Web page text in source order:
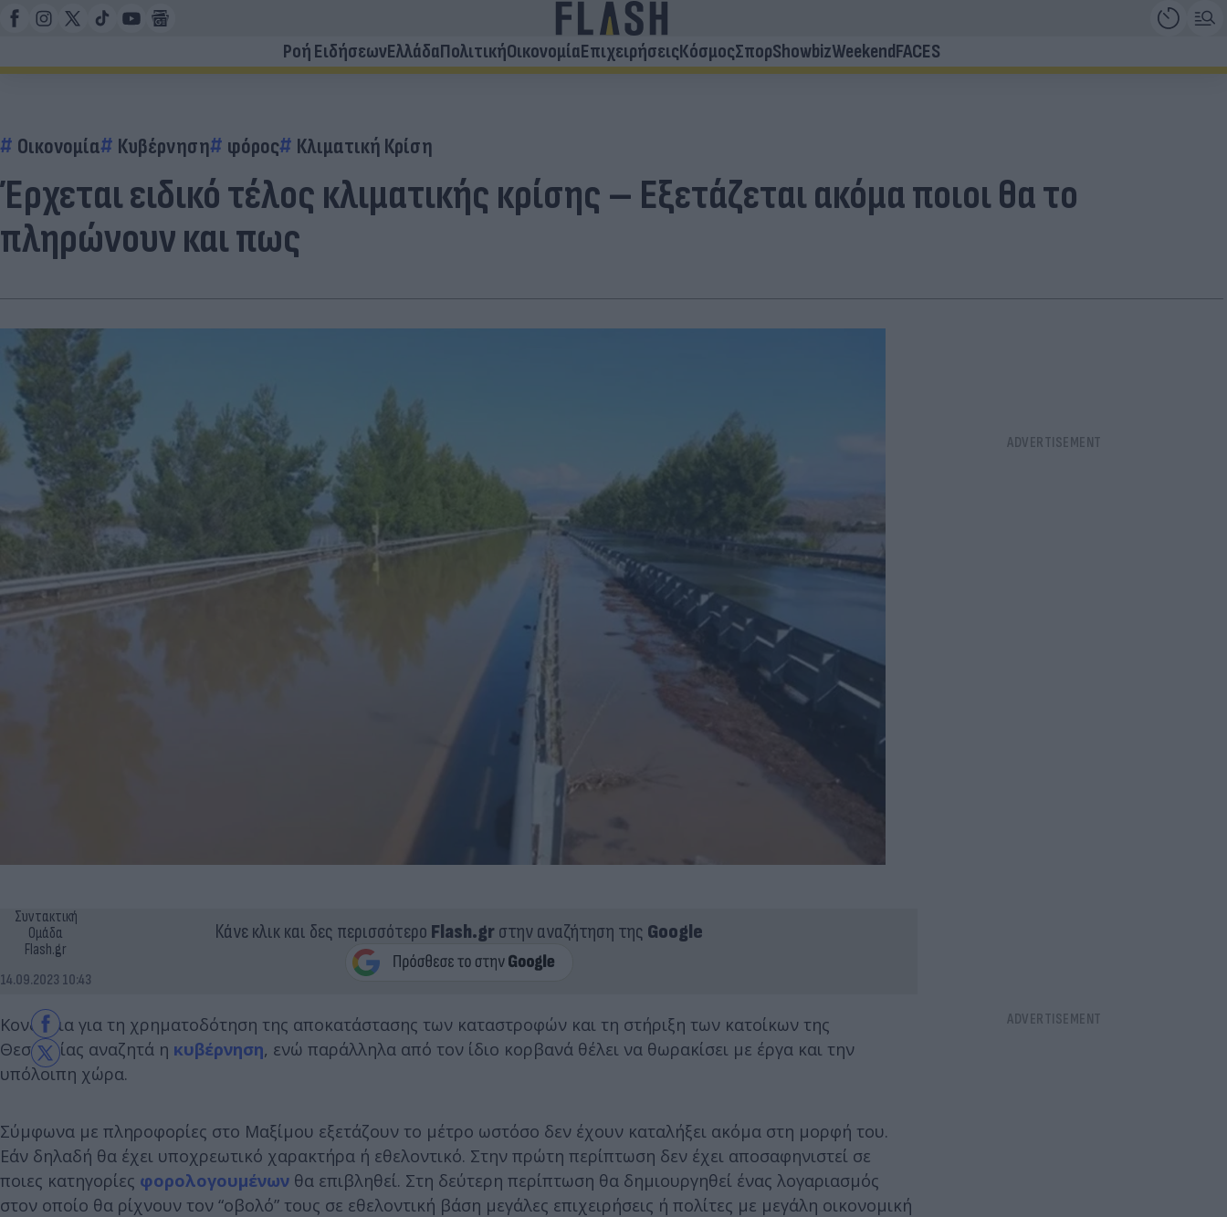
Ροή ΕιδήσεωνΕλλάδαΠολιτικήΟικονομίαΕπιχειρήσειςΚόσμοςΣπορShowbizWeekendFACES
Οικονομία Κυβέρνηση φόρος Κλιματική Κρίση
Έρχεται ειδικό τέλος κλιματικής κρίσης – Εξετάζεται ακόμα ποιοι θα το
πληρώνουν και πως
Συντακτική
Ομάδα
Flash.gr
14.09.2023 10:43
Κάνε κλικ και δες περισσότερο Flash.grστην αναζήτηση της Google
Κονδύλια για τη χρηματοδότηση της αποκατάστασης των καταστροφών και τη στήριξη των κατοίκων της
Θεσσαλίας αναζητά η κυβέρνηση, ενώ παράλληλα από τον ίδιο κορβανά θέλει να θωρακίσει με έργα και την
υπόλοιπη χώρα.
Σύμφωνα με πληροφορίες στο Μαξίμου εξετάζουν το μέτρο ωστόσο δεν έχουν καταλήξει ακόμα στη μορφή του.
Εάν δηλαδή θα έχει υποχρεωτικό χαρακτήρα ή εθελοντικό. Στην πρώτη περίπτωση δεν έχει αποσαφηνιστεί σε
ποιες κατηγορίες φορολογουμένων θα επιβληθεί. Στη δεύτερη περίπτωση θα δημιουργηθεί ένας λογαριασμός
στον οποίο θα ρίχνουν τον “οβολό” τους σε εθελοντική βάση μεγάλες επιχειρήσεις ή πολίτες με μεγάλη οικονομική